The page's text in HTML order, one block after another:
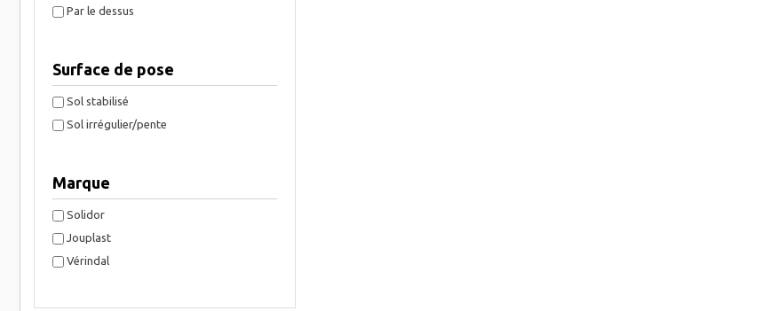
Par le dessus
Surface de pose
Sol stabilisé
Sol irrégulier/pente
Marque
Solidor
Jouplast
Vérindal